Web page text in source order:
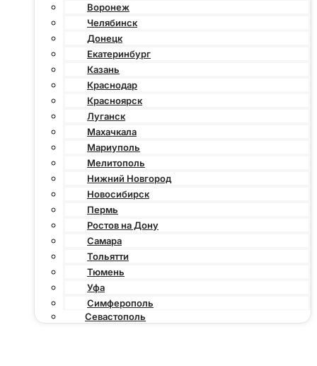
Воронеж
Челябинск
Донецк
Екатеринбург
Казань
Краснодар
Красноярск
Луганск
Махачкала
Мариуполь
Мелитополь
Нижний Новгород
Новосибирск
Пермь
Ростов на Дону
Самара
Тольятти
Тюмень
Уфа
Симферополь
Севастополь